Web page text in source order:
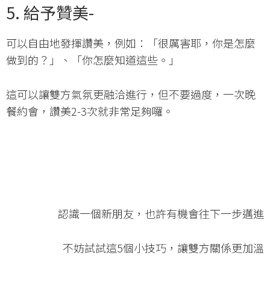
5. 給予贊美-
可以自由地發揮讚美，例如：「很厲害耶，你是怎麼
做到的？」、「你怎麼知道這些。」
這可以讓雙方氣氛更融洽進行，但不要過度，一次晚
餐約會，讚美2-3次就非常足夠囉。
認識一個新朋友，也許有機會往下一步邁進
不妨試試這5個小技巧，讓雙方關係更加溫